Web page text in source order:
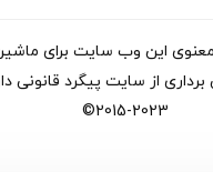
این وب سایت برای
©2015-2023